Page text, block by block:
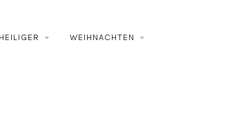
HEILIGER WEIHNACHTEN